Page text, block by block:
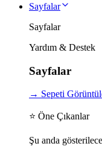
Sayfalar
Sayfalar
Yardım & Destek
Sayfalar
→ Sepeti
⭐ Öne Çıkanlar
Şu anda